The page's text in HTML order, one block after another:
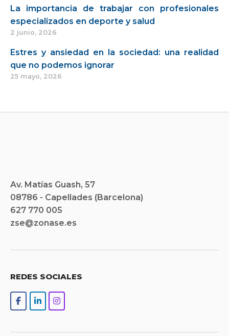
La importancia de trabajar con profesionales
especializados en deporte y salud
2 junio, 2026
Estres y ansiedad en la sociedad: una realidad
que no podemos ignorar
25 mayo, 2026
Av. Matías Guash, 57
08786 - Capellades (Barcelona)
627 770 005
zse@zonase.es
REDES SOCIALES